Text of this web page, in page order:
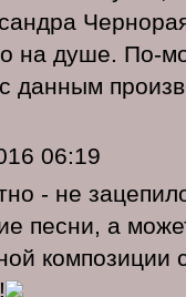
на душе. По-
данным
06:19
- не
песни, а
композиции